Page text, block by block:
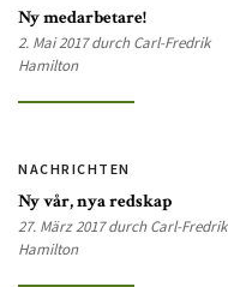
Ny medarbetare!
2. Mai 2017 durch Carl-Fredrik
Hamilton
NACHRICHTEN
Ny vår, nya redskap
27. März 2017 durch Carl-Fredrik
Hamilton